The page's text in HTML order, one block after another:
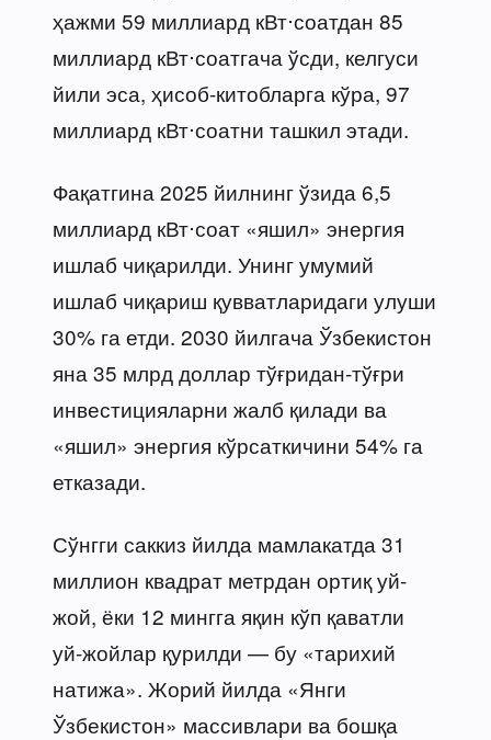
ҳажми 59 миллиард кВт⋅соатдан 85
миллиард кВт⋅соатгача ўсди, келгуси
йили эса, ҳисоб-китобларга кўра, 97
миллиард кВт⋅соатни ташкил этади.
Фақатгина 2025 йилнинг ўзида 6,5
миллиард кВт⋅соат «яшил» энергия
ишлаб чиқарилди. Унинг умумий
ишлаб чиқариш қувватларидаги улуши
30% га етди. 2030 йилгача Ўзбекистон
яна 35 млрд доллар тўғридан-тўғри
инвестицияларни жалб қилади ва
«яшил» энергия кўрсаткичини 54% га
етказади.
Сўнгги саккиз йилда мамлакатда 31
миллион квадрат метрдан ортиқ уй-
жой, ёки 12 мингга яқин кўп қаватли
уй-жойлар қурилди — бу «тарихий
натижа». Жорий йилда «Янги
Ўзбекистон» массивлари ва бошқа